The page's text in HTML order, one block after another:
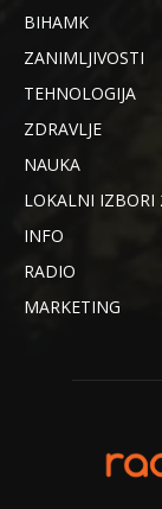
BIHAMK
ZANIMLJIVOSTI
TEHNOLOGIJA
ZDRAVLJE
NAUKA
LOKALNI IZBORI
INFO
RADIO
MARKETING